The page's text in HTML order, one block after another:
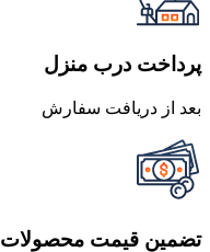
پرداخت درب منزل
بعد از دریافت سفارش
تضمین قیمت محصولات